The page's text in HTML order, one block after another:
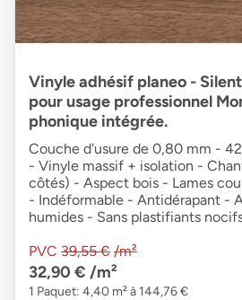
Vinyle adhésif planeo -
pour usage professionnel
phonique intégrée.
Couche d'usure de 0,80 mm -
- Vinyle massif + isolation -
côtés) - Aspect bois - Lames
- Indéformable - Antidérapant -
humides - Sans plastifiants
PVC 39,55 € /m²
32,90 € /m²
1 Paquet: 4,40 m² à 144,76 €